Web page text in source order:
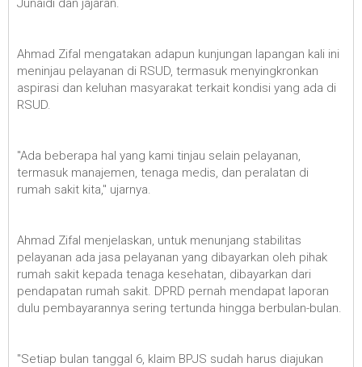
Junaidi dan jajaran.
Ahmad Zifal mengatakan adapun kunjungan lapangan kali ini
meninjau pelayanan di RSUD, termasuk menyingkronkan
aspirasi dan keluhan masyarakat terkait kondisi yang ada di
RSUD.
"Ada beberapa hal yang kami tinjau selain pelayanan,
termasuk manajemen, tenaga medis, dan peralatan di
rumah sakit kita," ujarnya.
Ahmad Zifal menjelaskan, untuk menunjang stabilitas
pelayanan ada jasa pelayanan yang dibayarkan oleh pihak
rumah sakit kepada tenaga kesehatan, dibayarkan dari
pendapatan rumah sakit. DPRD pernah mendapat laporan
dulu pembayarannya sering tertunda hingga berbulan-bulan.
"Setiap bulan tanggal 6, klaim BPJS sudah harus diajukan